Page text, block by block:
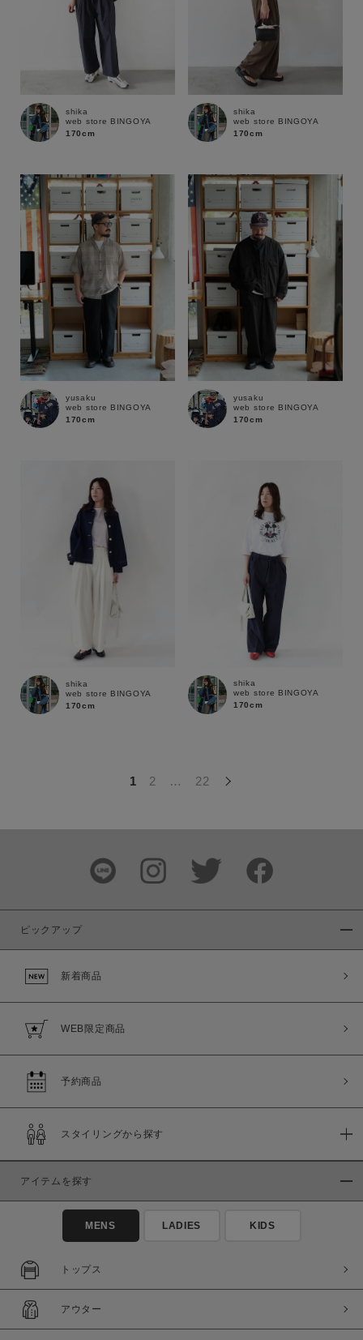
この条件で絞り込む
shika
web store BINGOYA
170cm
shika
web store BINGOYA
170cm
yusaku
web store BINGOYA
170cm
yusaku
web store BINGOYA
170cm
shika
web store BINGOYA
170cm
shika
web store BINGOYA
170cm
1 2 … 22
ピックアップ
新着商品
WEB限定商品
予約商品
スタイリングから探す
アイテムを探す
MENS LADIES KIDS
トップス
アウター